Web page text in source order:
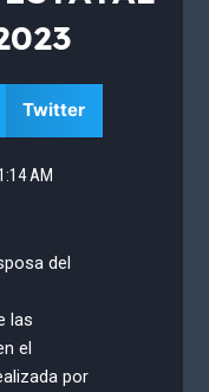
Twitter
AM
del
las
el
por